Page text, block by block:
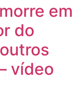
em
do
vídeo